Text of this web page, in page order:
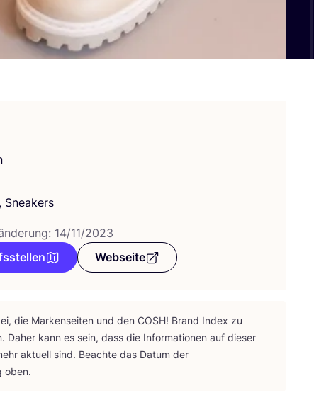
Sneakers
14/11/2023
Webseite
die Mar­ken­sei­ten und den COSH! Brand Index zu
Daher kann es sein, dass die Infor­ma­tio­nen auf die­ser
aktu­ell sind. Beach­te das Datum der
oben.